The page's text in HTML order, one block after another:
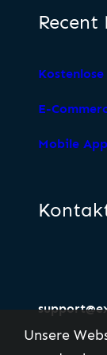
Recent
E-
Mobile
Unsere